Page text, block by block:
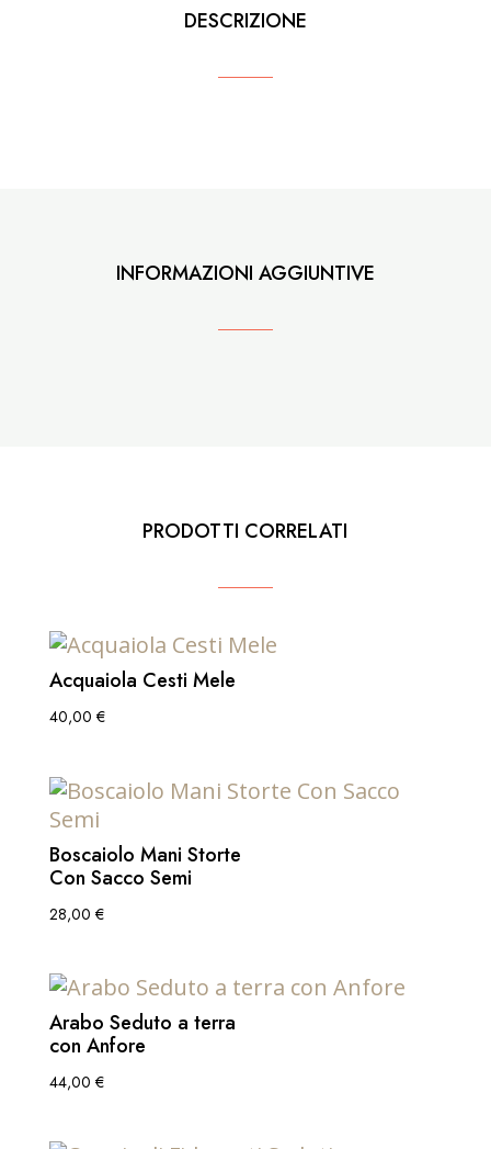
DESCRIZIONE
INFORMAZIONI AGGIUNTIVE
PRODOTTI CORRELATI
Acquaiola Cesti Mele
40,00 €
Boscaiolo Mani Storte
Con Sacco Semi
28,00 €
Arabo Seduto a terra
con Anfore
44,00 €